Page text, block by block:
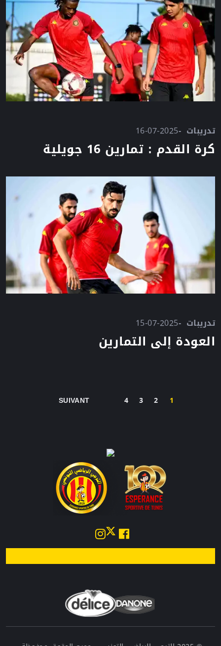
تدريبات 16-07-2025
كرة القدم : تمارين 16 جويلية
تدريبات 15-07-2025
العودة إلى التمارين
CURRENT PAGE
1 الصفحة
2 الصفحة
3 الصفحة
4 الصفحة التالية
SUIVANT